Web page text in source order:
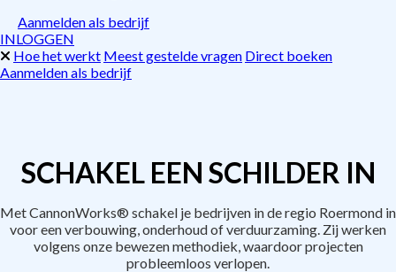
Aanmelden als bedrijf
INLOGGEN
Hoe het werkt Meest gestelde vragen Direct boeken
Aanmelden als bedrijf
SCHAKEL EEN SCHILDER IN
Met CannonWorks® schakel je bedrijven in de regio Roermond in
voor een verbouwing, onderhoud of verduurzaming. Zij werken
volgens onze bewezen methodiek, waardoor projecten
probleemloos verlopen.